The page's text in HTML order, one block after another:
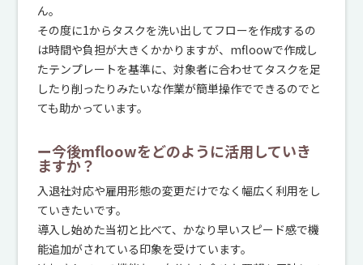
ん。
その度に1からタスクを洗い出してフローを作成するの
は時間や負担が大きくかかりますが、mfloowで作成し
たテンプレートを基準に、対象者に合わせてタスクを足
したり削ったりみたいな作業が簡単操作でできるのでと
ても助かっています。
ー今後mfloowをどのように活用していき
ますか？
入退社対応や雇用形態の変更だけでなく幅広く利用をし
ていきたいです。
導入し始めた当初と比べて、かなり早いスピード感で機
能追加がされている印象を受けています。